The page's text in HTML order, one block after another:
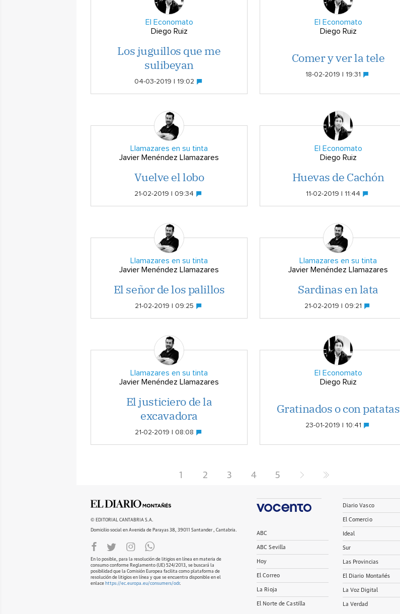
El Economato
Diego Ruiz
Los juguillos que me
sulibeyan
04-03-2019 | 19:02
El Economato
Diego Ruiz
Comer y ver la tele
18-02-2019 | 19:31
Llamazares en su tinta
Javier Menéndez Llamazares
Vuelve el lobo
21-02-2019 | 09:34
El Economato
Diego Ruiz
Huevas de Cachón
11-02-2019 | 11:44
Llamazares en su tinta
Javier Menéndez Llamazares
El señor de los palillos
21-02-2019 | 09:25
Llamazares en su tinta
Javier Menéndez Llamazares
Sardinas en lata
21-02-2019 | 09:21
Llamazares en su tinta
Javier Menéndez Llamazares
El justiciero de la
excavadora
21-02-2019 | 08:08
El Economato
Diego Ruiz
Gratinados o con patatas
23-01-2019 | 10:41
1 2 3 4 5
© EDITORIAL CANTABRIA S.A.
Domicilio social en Avenida de Parayas 38, 39011 Santander , Cantabria.
En lo posible, para la resolución de litigios en línea en materia de
consumo conforme Reglamento (UE) 524/2013, se buscará la
posibilidad que la Comisión Europea facilita como plataforma de
resolución de litigios en línea y que se encuentra disponible en el
enlace https://ec.europa.eu/consumers/odr.
ABC
ABC Sevilla
Hoy
El Correo
La Rioja
El Norte de Castilla
Diario Vasco
El Comercio
Ideal
Sur
Las Provincias
El Diario Montañés
La Voz Digital
La Verdad